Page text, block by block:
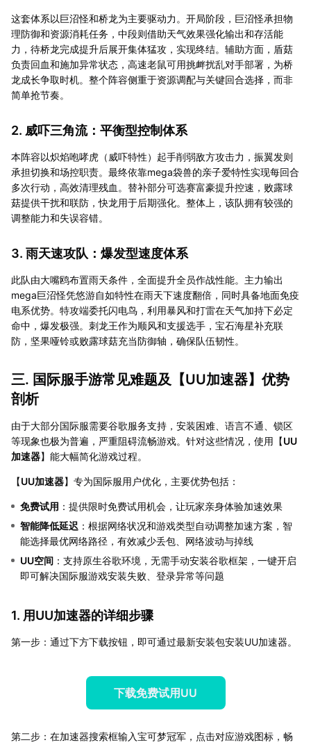
这套体系以巨沼怪和桥龙为主要驱动力。开局阶段，巨沼怪承担物
理防御和资源消耗任务，中段则借助天气效果强化输出和存活能
力，待桥龙完成提升后展开集体猛攻，实现终结。辅助方面，盾菇
负责回血和施加异常状态，高速老鼠可用挑衅扰乱对手部署，为桥
龙成长争取时机。整个阵容侧重于资源调配与关键回合选择，而非
简单抢节奏。
2. 威吓三角流：平衡型控制体系
本阵容以炽焰咆哮虎（威吓特性）起手削弱敌方攻击力，振翼发则
承担切换和场控职责。最终依靠mega袋兽的亲子爱特性实现每回合
多次行动，高效清理残血。替补部分可选赛富豪提升控速，败露球
菇提供干扰和联防，快龙用于后期强化。整体上，该队拥有较强的
调整能力和失误容错。
3. 雨天速攻队：爆发型速度体系
此队由大嘴鸥布置雨天条件，全面提升全员作战性能。主力输出
mega巨沼怪凭悠游自如特性在雨天下速度翻倍，同时具备地面免疫
电系优势。特攻端委托闪电鸟，利用暴风和打雷在天气加持下必定
命中，爆发极强。刺龙王作为顺风和支援选手，宝石海星补充联
防，坚果哑铃或败露球菇充当防御轴，确保队伍韧性。
三. 国际服手游常见难题及【UU加速器】优势
剖析
由于大部分国际服需要谷歌服务支持，安装困难、语言不通、锁区
等现象也极为普遍，严重阻碍流畅游戏。针对这些情况，使用【UU
加速器】能大幅简化游戏过程。
【UU加速器】专为国际服用户优化，主要优势包括：
免费试用 ：提供限时免费试用机会，让玩家亲身体验加速效果
智能降低延迟 ：根据网络状况和游戏类型自动调整加速方案，智
能选择最优网络路径，有效减少丢包、网络波动与掉线
UU空间 ：支持原生谷歌环境，无需手动安装谷歌框架，一键开启
即可解决国际服游戏安装失败、登录异常等问题
1. 用UU加速器的详细步骤
第一步：通过下方下载按钮，即可通过最新安装包安装UU加速器。
下载免费试用UU
第二步：在加速器搜索框输入宝可梦冠军，点击对应游戏图标，畅